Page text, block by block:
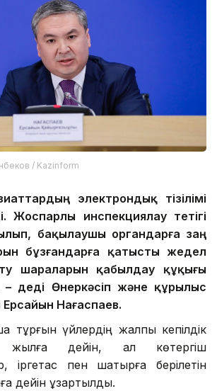
/ Kazinform
электрондық тізілімі
Жоспарлы инспекциялау тетігі
бақылаушы органдарға заң
бұзғандарға қатысты жедел
шараларын қабылдау құқығы
– деді Өнеркәсіп және құрылыс
Ерсайын Нағаспаев.
тұрғын үйлердің жалпы кепілдік
жылға дейін, ал көтергіш
іргетас пен шатырға берілетін
дейін ұзартылды.